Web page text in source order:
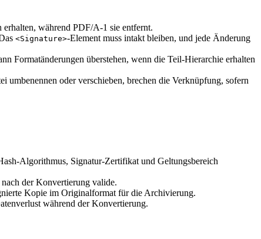
während PDF/A‑1 sie entfernt.
<Signature>‑Element muss intakt bleiben, und jede Änderung
Formatänderungen überstehen, wenn die Teil‑Hierarchie erhalten
oder verschieben, brechen die Verknüpfung, sofern
Signatur‑Zertifikat und Geltungsbereich
der Konvertierung valide.
Kopie im Originalformat für die Archivierung.
während der Konvertierung.